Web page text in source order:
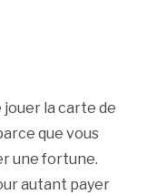
la carte de
que vous
une fortune.
autant payer